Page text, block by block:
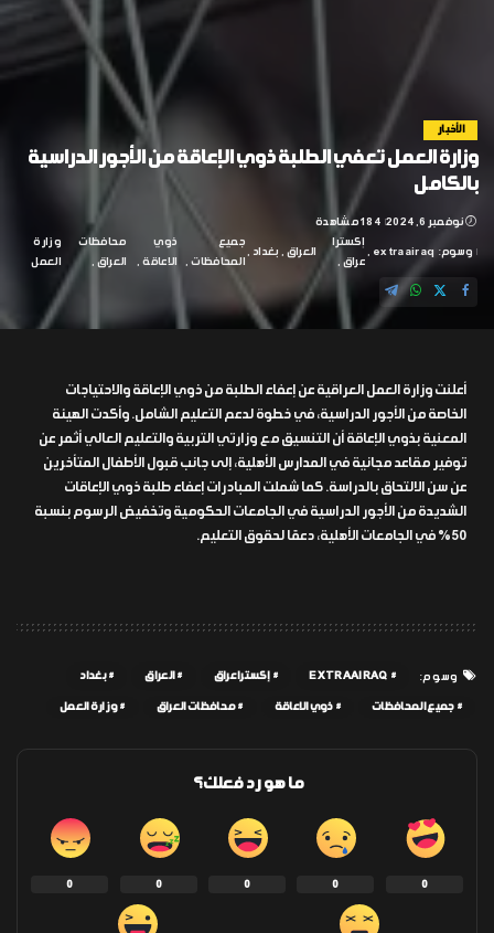
الأخبار
وزارة العمل تعفي الطلبة ذوي الإعاقة من الأجور الدراسية
بالكامل
نوفمبر 6, 2024 184 مشاهدة
وسوم: extraairaq
إكسترا
عراق
العراق بغداد
جميع
المحافظات
ذوي
الاعاقة
محافظات
العراق
وزارة
العمل
أعلنت وزارة العمل العراقية عن إعفاء الطلبة من ذوي الإعاقة والاحتياجات
الخاصة من الأجور الدراسية، في خطوة لدعم التعليم الشامل. وأكدت الهيئة
المعنية بذوي الإعاقة أن التنسيق مع وزارتي التربية والتعليم العالي أثمر عن
توفير مقاعد مجانية في المدارس الأهلية، إلى جانب قبول الأطفال المتأخرين
عن سن الالتحاق بالدراسة. كما شملت المبادرات إعفاء طلبة ذوي الإعاقات
الشديدة من الأجور الدراسية في الجامعات الحكومية وتخفيض الرسوم بنسبة
50% في الجامعات الأهلية، دعمًا لحقوق التعليم.
وسوم: EXTRAAIRAQ إكسترا عراق العراق بغداد
جميع المحافظات ذوي الاعاقة محافظات العراق وزارة العمل
ما هو رد فعلك؟
0
0
0
0
0